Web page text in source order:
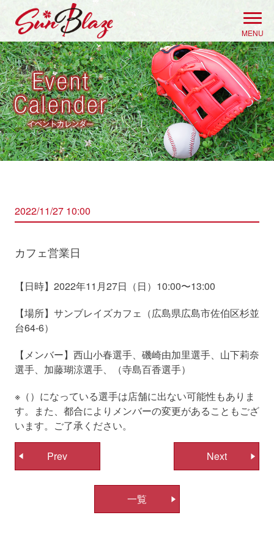
content
MENU
2022/11/27 10:00
カフェ営業日
【日時】2022年11月27日（日）10:00〜13:00
【場所】サンブレイズカフェ（広島県広島市佐伯区杉並
台64-6）
【メンバー】西山小春選手、磯崎由加里選手、山下莉奈
選手、加藤瑚涼選手、（寺島百香選手）
※（）になっている選手は店舗に出ない可能性もありま
す。また、都合によりメンバーの変更があることもござ
います。ご了承ください。
投
稿
Prev Next
一覧